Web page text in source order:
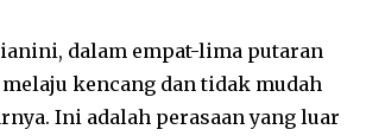
dalam empat-lima putaran
kencang dan tidak mudah
Ini adalah perasaan yang luar